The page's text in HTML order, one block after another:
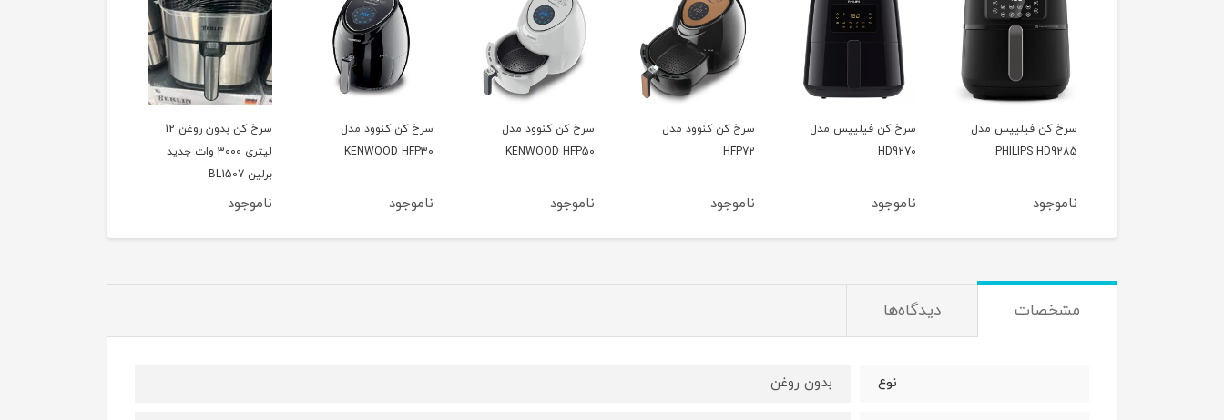
سرخ کن فیلیپس مدل
HD9270
ناموجود
سرخ کن کنوود مدل
HFP72
ناموجود
سرخ کن کنوود مدل
KENWOOD HFP50
ناموجود
سرخ کن کنوود مدل
KENWOOD HFP30
ناموجود
لیتری 3000 وات جدید
ناموجود
سرخ کن فیلیپس مدل
PHILIPS NA332
ناموجود
مشخصات دیدگاه‌ها
نوع بدون روغن